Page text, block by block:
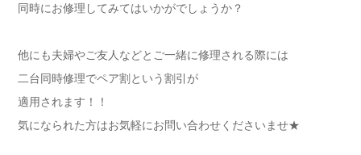
同時にお修理してみてはいかがでしょうか？
他にも夫婦やご友人などとご一緒に修理される際には
二台同時修理でペア割という割引が
適用されます！！
気になられた方はお気軽にお問い合わせくださいませ★